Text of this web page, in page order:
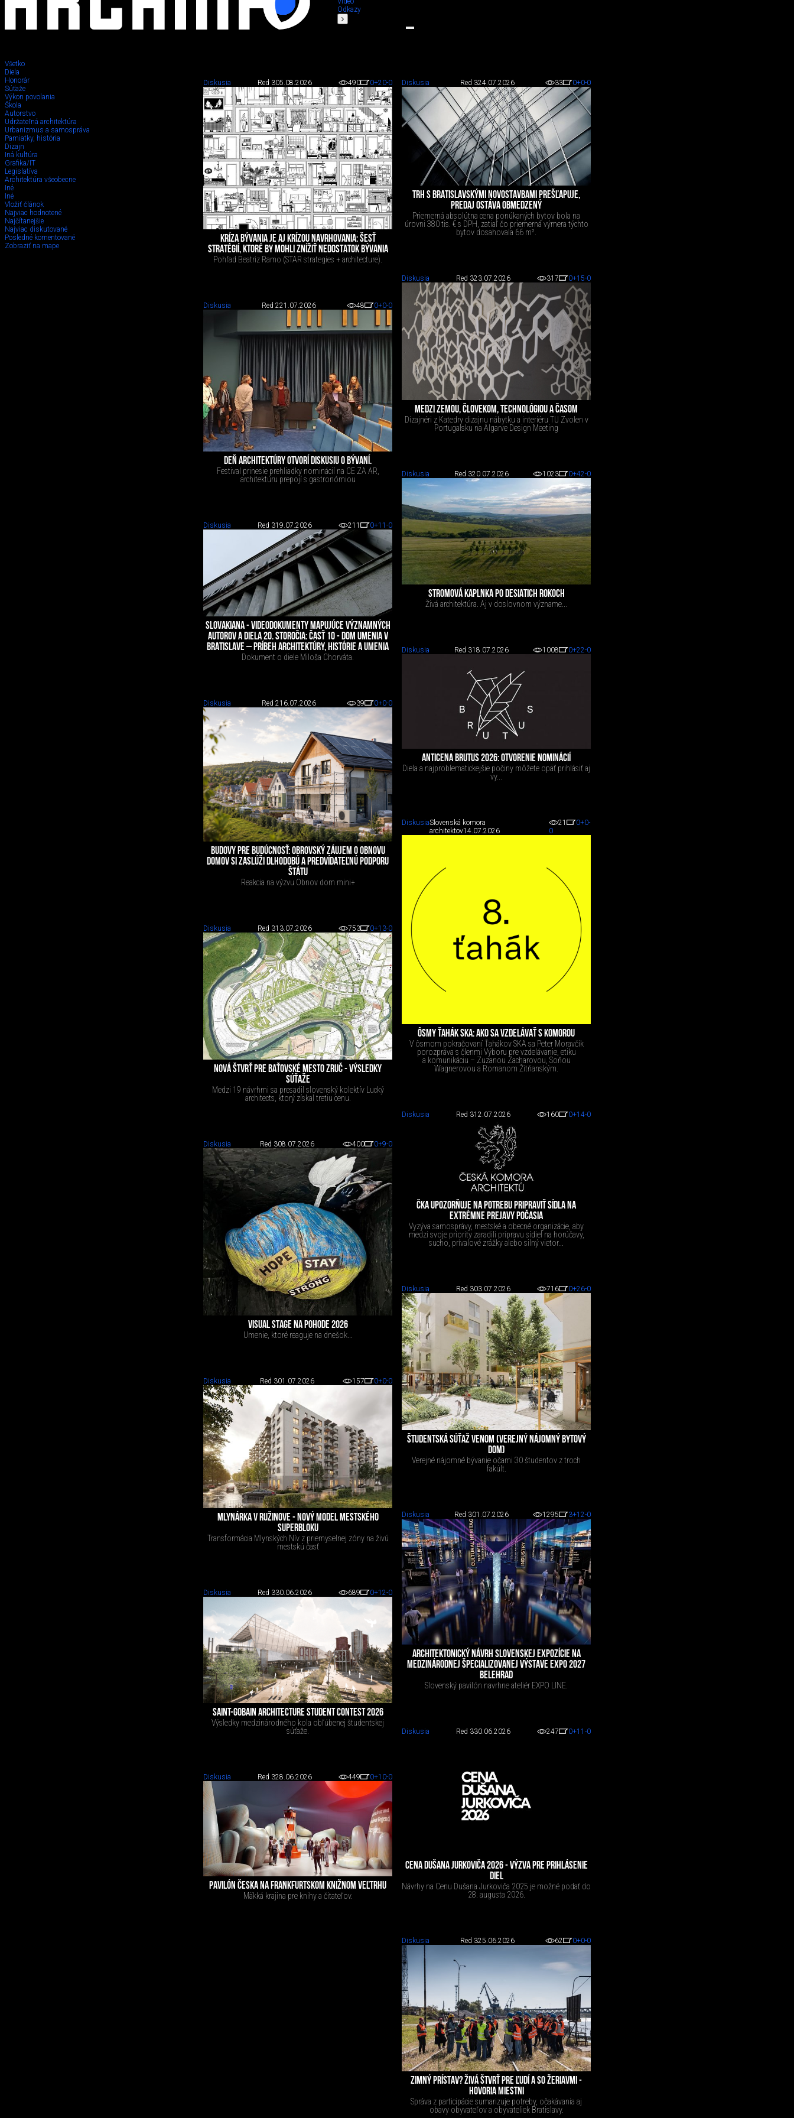
Odkazy
Všetko
Diela
Honorár
Súťaže
Výkon povolania
Škola
Autorstvo
Udržateľná architektúra
Urbanizmus a samospráva
Pamiatky, história
Dizajn
Iná kultúra
Grafika/IT
Legislatíva
Architektúra všeobecne
Iné
Iné
Vložiť článok
Najviac hodnotené
Najčítanejšie
Najviac diskutované
Posledné komentované
Zobraziť na mape
Diskusia
Diskusia Red 305.08.2026 490 0+20-0
KRÍZA BÝVANIA JE AJ KRÍZOU NAVRHOVANIA: ŠESŤ
STRATÉGIÍ, KTORÉ BY MOHLI ZNÍŽIŤ NEDOSTATOK BÝVANIA
Pohľad Beatriz Ramo (STAR strategies + architecture).
Diskusia Red 324.07.2026 33 0+0-0
TRH S BRATISLAVSKÝMI NOVOSTAVBAMI PREŠĽAPUJE,
PREDAJ OSTÁVA OBMEDZENÝ
Priemerná absolútna cena ponúkaných bytov bola na
úrovni 380 tis. € s DPH, zatiaľ čo priemerná výmera týchto
bytov dosahovala 66 m².
Diskusia Red 323.07.2026 317 0+15-0
MEDZI ZEMOU, ČLOVEKOM, TECHNOLÓGIOU A ČASOM
Dizajnéri z Katedry dizajnu nábytku a interiéru TU Zvolen v
Portugalsku na Algarve Design Meeting
Diskusia Red 221.07.2026 48 0+0-0
DEŇ ARCHITEKTÚRY OTVORÍ DISKUSIU O BÝVANÍ.
Festival prinesie prehliadky nominácií na CE ZA AR,
architektúru prepojí s gastronómiou
Diskusia Red 320.07.2026 1023 0+42-0
STROMOVÁ KAPLNKA PO DESIATICH ROKOCH
Živá architektúra. Aj v doslovnom význame...
Diskusia Red 319.07.2026 211 0+11 -0
SLOVAKIANA - VIDEODOKUMENTY MAPUJÚCE VÝZNAMNÝCH
AUTOROV A DIELA 20. STOROČIA: ČASŤ 10 - DOM UMENIA V
BRATISLAVE – PRÍBEH ARCHITEKTÚRY, HISTÓRIE A UMENIA
Dokument o diele Miloša Chorváta.
Diskusia Red 318.07.2026 1008 0+22-0
ANTICENA BRUTUS 2026: OTVORENIE NOMINÁCIÍ
Diela a najproblematickejšie počiny môžete opäť prihlásiť aj
vy...
Diskusia Red 216.07.2026 39 0+0-0
BUDOVY PRE BUDÚCNOSŤ: OBROVSKÝ ZÁUJEM O OBNOVU
DOMOV SI ZASLÚŽI DLHODOBÚ A PREDVÍDATEĽNÚ PODPORU
ŠTÁTU
Reakcia na výzvu Obnov dom mini+
DiskusiaSlovenská komora
architektov14.07.2026
21 0+0-
0
ÔSMY ŤAHÁK SKA: AKO SA VZDELÁVAŤ S KOMOROU
V ôsmom pokračovaní Ťahákov SKA sa Peter Moravčík
porozpráva s členmi Výboru pre vzdelávanie, etiku
a komunikáciu – Zuzanou Zacharovou, Soňou
Wagnerovou a Romanom Žitňanským.
Diskusia Red 313.07.2026 753 0+13-0
NOVÁ ŠTVRŤ PRE BAŤOVSKÉ MESTO ZRUČ - VÝSLEDKY
SÚŤAŽE
Medzi 19 návrhmi sa presadil slovenský kolektív Lucký
architects, ktorý získal tretiu cenu.
Diskusia Red 312.07.2026 160 0+14-0
ČKA UPOZORŇUJE NA POTREBU PRIPRAVIŤ SÍDLA NA
EXTRÉMNE PREJAVY POČASIA
Vyzýva samosprávy, mestské a obecné organizácie, aby
medzi svoje priority zaradili prípravu sídiel na horúčavy,
sucho, prívalové zrážky alebo silný vietor...
Diskusia Red 308.07.2026 400 0+9-0
VISUAL STAGE NA POHODE 2026
Umenie, ktoré reaguje na dnešok...
Diskusia Red 303.07.2026 716 0+26-0
ŠTUDENTSKÁ SÚŤAŽ VENOM (VEREJNÝ NÁJOMNÝ BYTOVÝ
DOM)
Verejné nájomné bývanie očami 30 študentov z troch
fakúlt.
Diskusia Red 301.07.2026 157 0+0-0
MLYNÁRKA V RUŽINOVE - NOVÝ MODEL MESTSKÉHO
SUPERBLOKU
Transformácia Mlynských Nív z priemyselnej zóny na živú
mestskú časť
Diskusia Red 301.07.2026 1295 3+12-0
ARCHITEKTONICKÝ NÁVRH SLOVENSKEJ EXPOZÍCIE NA
MEDZINÁRODNEJ ŠPECIALIZOVANEJ VÝSTAVE EXPO 2027
BELEHRAD
Slovenský pavilón navrhne ateliér EXPO LINE.
Diskusia Red 330.06.2026 689 0+12-0
SAINT-GOBAIN ARCHITECTURE STUDENT CONTEST 2026
Výsledky medzinárodného kola obľúbenej študentskej
súťaže.
Diskusia Red 330.06.2026 247 0+11 -0
CENA DUŠANA JURKOVIČA 2026 - VÝZVA PRE PRIHLÁSENIE
DIEL
Návrhy na Cenu Dušana Jurkoviča 2025 je možné podať do
28. augusta 2026.
Diskusia Red 328.06.2026 449 0+10-0
PAVILÓN ČESKA NA FRANKFURTSKOM KNIŽNOM VEĽTRHU
Mäkká krajina pre knihy a čitateľov.
Diskusia Red 325.06.2026 62 0+0-0
ZIMNÝ PRÍSTAV? ŽIVÁ ŠTVRŤ PRE ĽUDÍ A SO ŽERIAVMI -
HOVORIA MIESTNI
Správa z participácie sumarizuje potreby, očakávania aj
obavy obyvateľov a obyvateliek Bratislavy.